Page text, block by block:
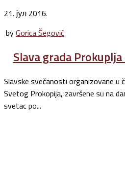
21. јул 2016.
byGorica Šegović
Slava grada
Slavske svečanosti organizovane u
Svetog Prokopija, završene su na
svetac po...